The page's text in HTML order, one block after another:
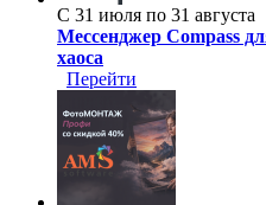
С 31 июля по 31 августа
Мессенджер Compass
хаоса
Перейти